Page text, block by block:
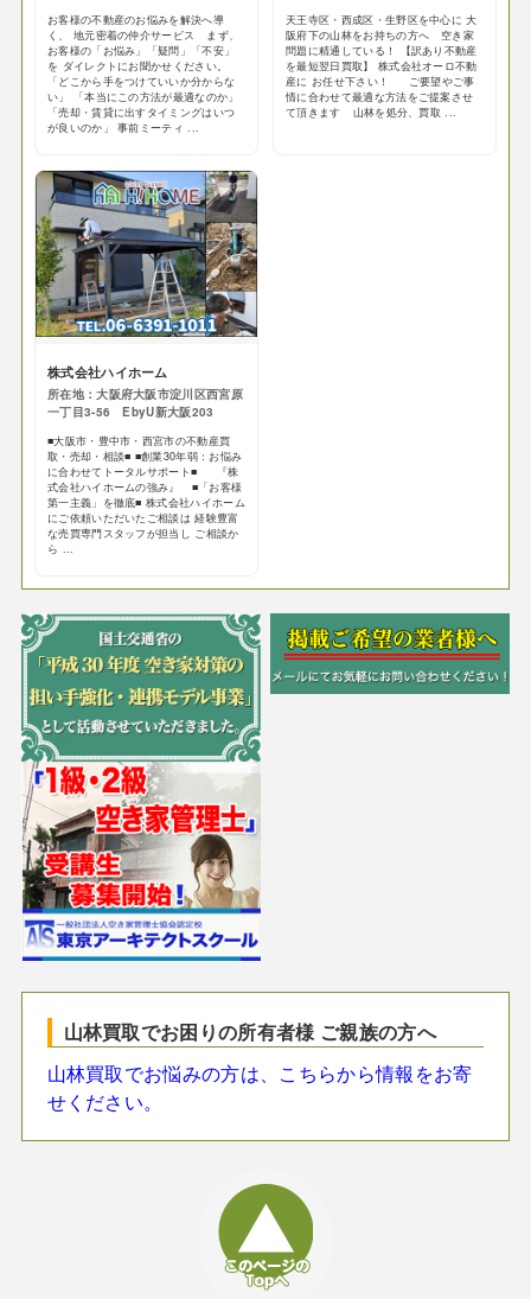
お客様の不動産のお悩みを解決へ導
く、 地元密着の仲介サービス まず、
お客様の「お悩み」「疑問」「不安」
を ダイレクトにお聞かせください。
「どこから手をつけていいか分からな
い」 「本当にこの方法が最適なのか」
「売却・賃貸に出すタイミングはいつ
が良いのか」 事前ミーティ ...
天王寺区・西成区・生野区を中心に 大
阪府下の山林をお持ちの方へ 空き家
問題に精通している！ 【訳あり不動産
を最短翌日買取】 株式会社オーロ不動
産に お任せ下さい！ ご要望やご事
情に合わせて最適な方法をご提案させ
て頂きます 山林を処分、買取 ...
株式会社ハイホーム
所在地：大阪府大阪市淀川区西宮原
一丁目3-56 EbyU新大阪203
■大阪市・豊中市・西宮市の不動産買
取・売却・相談■ ■創業30年弱：お悩み
に合わせてトータルサポート■ 『株
式会社ハイホームの強み』 ■「お客様
第一主義」を徹底■ 株式会社ハイホーム
にご依頼いただいたご相談は 経験豊富
な売買専門スタッフが担当し ご相談か
ら ...
山林買取でお困りの所有者様 ご親族の方へ
山林買取でお悩みの方は、こちらから情報をお寄
せください。